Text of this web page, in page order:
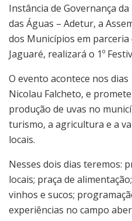
Instância de Governança
das Águas – Adetur, a
dos Municípios em
Jaguaré, realizará o 1º
O evento acontece nos
Nicolau Falcheto, e
produção de uvas no
turismo, a agricultura e a
locais.
Nesses dois dias teremos:
locais; praça de
vinhos e sucos;
experiências no campo